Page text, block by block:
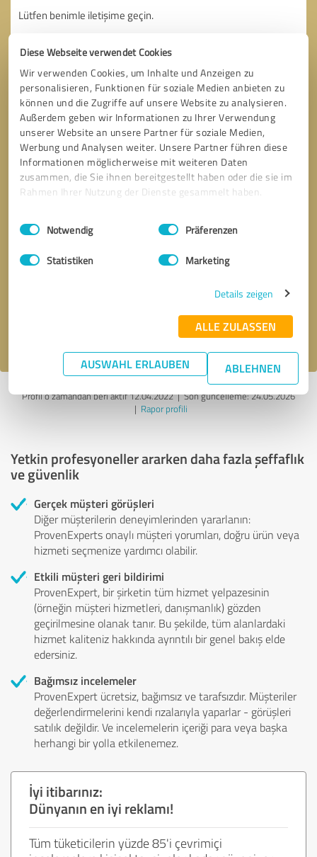
Diese Webseite verwendet Cookies
Wir verwenden Cookies, um Inhalte und Anzeigen zu
personalisieren, Funktionen für soziale Medien anbieten zu
können und die Zugriffe auf unsere Website zu analysieren.
Außerdem geben wir Informationen zu Ihrer Verwendung
unserer Website an unsere Partner für soziale Medien,
Werbung und Analysen weiter. Unsere Partner führen diese
Informationen möglicherweise mit weiteren Daten
zusammen, die Sie ihnen bereitgestellt haben oder die sie im
Rahmen Ihrer Nutzung der Dienste gesammelt haben.
Impressum Datenschutzbestimmungen
Einwilligungsauswahl
Notwendig Präferenzen
Statistiken Marketing
Details zeigen
ALLE ZULASSEN
AUSWAHL ERLAUBEN ABLEHNEN
Geri arama talebi
Profil o zamandan beri aktif 12.04.2022 |Son güncelleme: 24.05.2026
| Rapor profili
Yetkin profesyoneller ararken daha fazla şeffaflık
ve güvenlik
Gerçek müşteri görüşleri
Diğer müşterilerin deneyimlerinden yararlanın:
ProvenExperts onaylı müşteri yorumları, doğru ürün veya
hizmeti seçmenize yardımcı olabilir.
Etkili müşteri geri bildirimi
ProvenExpert, bir şirketin tüm hizmet yelpazesinin
(örneğin müşteri hizmetleri, danışmanlık) gözden
geçirilmesine olanak tanır. Bu şekilde, tüm alanlardaki
hizmet kaliteniz hakkında ayrıntılı bir genel bakış elde
edersiniz.
Bağımsız incelemeler
ProvenExpert ücretsiz, bağımsız ve tarafsızdır. Müşteriler
değerlendirmelerini kendi rızalarıyla yaparlar - görüşleri
satılık değildir. Ve incelemelerin içeriği para veya başka
herhangi bir yolla etkilenemez.
İyi itibarınız:
Dünyanın en iyi reklamı!
Tüm tüketicilerin yüzde 85'i çevrimiçi